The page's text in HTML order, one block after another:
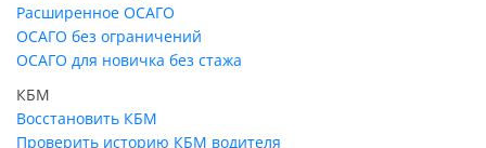
Расширенное ОСАГО
ОСАГО без ограничений
ОСАГО для новичка без стажа
КБМ
Восстановить КБМ
Проверить историю КБМ водителя